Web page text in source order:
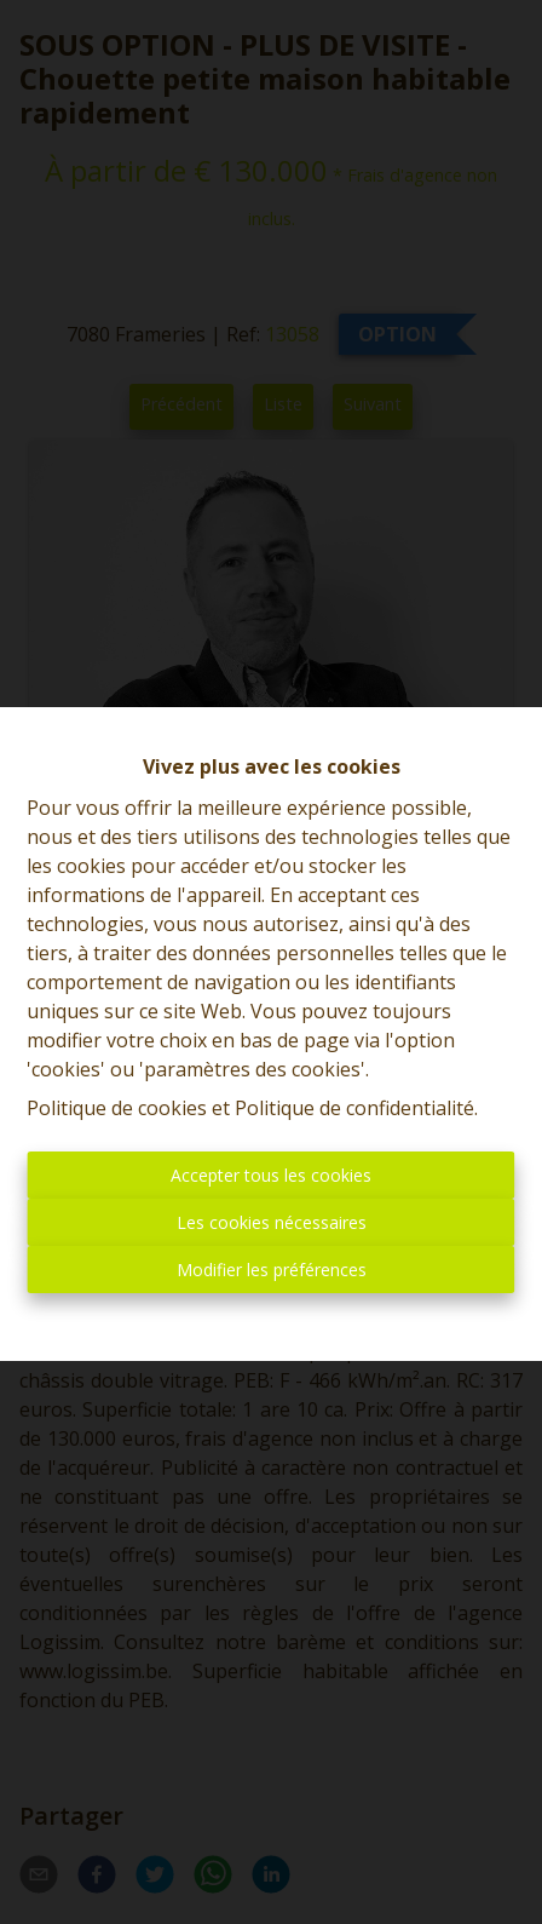
Vivez plus avec les cookies
Pour vous offrir la meilleure expérience possible,
nous et des tiers utilisons des technologies telles que
les cookies pour accéder et/ou stocker les
informations de l'appareil. En acceptant ces
technologies, vous nous autorisez, ainsi qu'à des
tiers, à traiter des données personnelles telles que le
comportement de navigation ou les identifiants
uniques sur ce site Web. Vous pouvez toujours
modifier votre choix en bas de page via l'option
'cookies' ou 'paramètres des cookies'.
Politique de cookies et Politique de confidentialité.
Accepter tous les cookies
Les cookies nécessaires
Modifier les préférences
SOUS OPTION - PLUS DE VISITE -
Chouette petite maison habitable
rapidement
À partir de € 130.000 * Frais d'agence non
inclus.
7080 Frameries | Ref: 13058 OPTION
Précédent Liste Suivant
Anthony Ferronato
Demande d'informations
+32 (0)65 31 96 96
2 1 91 m² 110 m²
SOUS OPTION - PLUS DE VISITE - Prix: Offre à partir de
130.000 euros, frais d'agence non inclus et à charge de
l'acquéreur. Chouette petite maison habitable
rapidement et comprenant: Sous-sol: Cave. Rez: Hall
d'entrée, salle de douche, living, cuisine équipée,
grande terrasse. Etage: Petit hall de nuit, deux
châssis double vitrage. PEB: F - 466 kWh/m².an. RC: 317
euros. Superficie totale: 1 are 10 ca. Prix: Offre à partir
de 130.000 euros, frais d'agence non inclus et à charge
de l'acquéreur. Publicité à caractère non contractuel et
ne constituant pas une offre. Les propriétaires se
réservent le droit de décision, d'acceptation ou non sur
toute(s) offre(s) soumise(s) pour leur bien. Les
éventuelles surenchères sur le prix seront
conditionnées par les règles de l'offre de l'agence
Logissim. Consultez notre barème et conditions sur:
www.logissim.be. Superficie habitable affichée en
fonction du PEB.
Partager